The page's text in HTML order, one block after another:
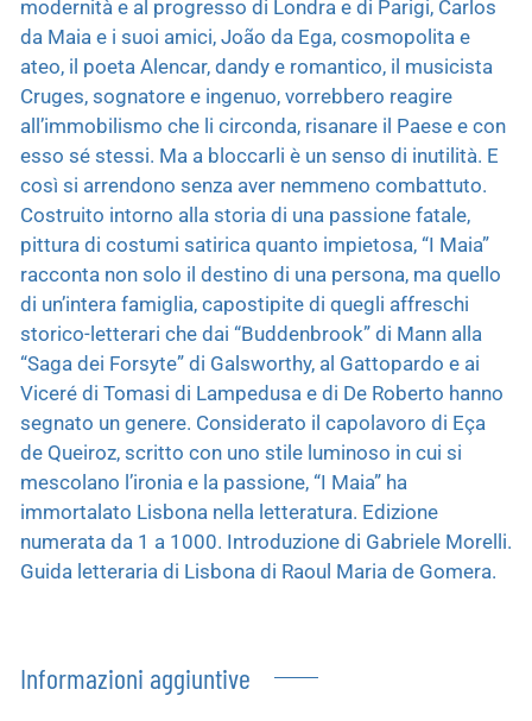
modernità e al progresso di Londra e di Parigi, Carlos
da Maia e i suoi amici, João da Ega, cosmopolita e
ateo, il poeta Alencar, dandy e romantico, il musicista
Cruges, sognatore e ingenuo, vorrebbero reagire
all’immobilismo che li circonda, risanare il Paese e con
esso sé stessi. Ma a bloccarli è un senso di inutilità. E
così si arrendono senza aver nemmeno combattuto.
Costruito intorno alla storia di una passione fatale,
pittura di costumi satirica quanto impietosa, “I Maia”
racconta non solo il destino di una persona, ma quello
di un’intera famiglia, capostipite di quegli affreschi
storico-letterari che dai “Buddenbrook” di Mann alla
“Saga dei Forsyte” di Galsworthy, al Gattopardo e ai
Viceré di Tomasi di Lampedusa e di De Roberto hanno
segnato un genere. Considerato il capolavoro di Eça
de Queiroz, scritto con uno stile luminoso in cui si
mescolano l’ironia e la passione, “I Maia” ha
immortalato Lisbona nella letteratura. Edizione
numerata da 1 a 1000. Introduzione di Gabriele Morelli.
Guida letteraria di Lisbona di Raoul Maria de Gomera.
Informazioni aggiuntive